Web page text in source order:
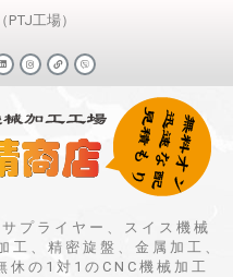
工場）
プライヤー、スイス機械
工、精密旋盤、金属加工、
休の1対1のCNC機械加工